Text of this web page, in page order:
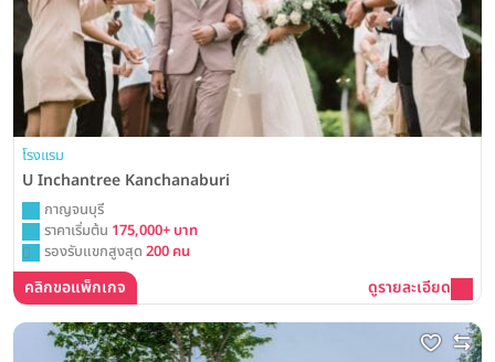
โรงแรม
U Inchantree Kanchanaburi
กาญจนบุรี
ราคาเริ่มต้น 175,000+ บาท
รองรับแขกสูงสุด 200 คน
คลิกขอแพ็กเกจ ดูรายละเอียด